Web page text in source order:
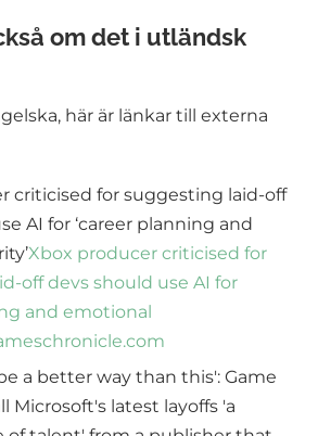
om det i utländsk
här är länkar till externa
criticised for suggesting laid-off
AI for ‘career planning and
Xbox producer criticised for
off devs should use AI for
and emotional
a better way than this': Game
Microsoft's latest layoffs 'a